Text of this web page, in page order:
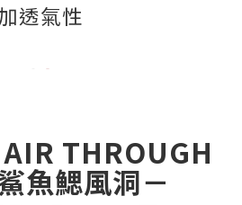
透氣性
THROUGH
魚鰓風洞－